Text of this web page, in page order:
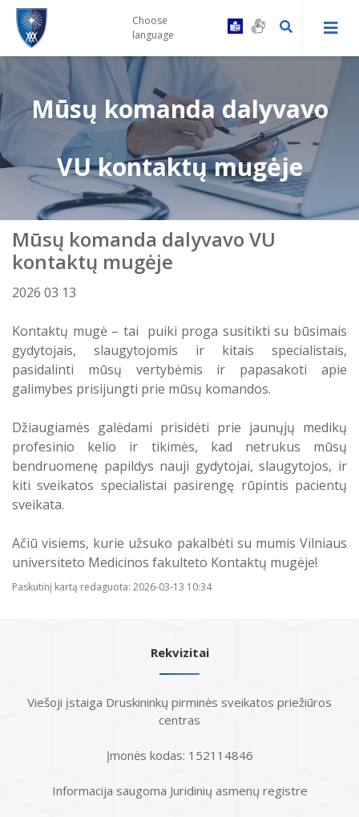
Kaip tapti Centro pacientu
Gydytojų konsultacinės komisijos
tvarka
Vairuotojų komisijos tvarka
Bendrosios praktikos slaugytojų
kontaktai
sudėtingus poreikius turintiems
pacientams
Profilaktinio (ikigydytojinio) kabineto
darbo laikas ir funkcijos Druskininkų
Druskininkų PSPC registratūra ir
gydytojų kabinetai
Leipalingio ambulatorija
Viečiūnų ambulatorija
Laukimo eilėje laikas
Atostogaujantys ir sergantys
darbuotojai
Prevencinės programos
Skiepai
Bendradarbiavimas su VSB
Choose
language
Mūsų komanda dalyvavo
VU kontaktų mugėje
Mūsų komanda dalyvavo VU
kontaktų mugėje
2026 03 13
Kontaktų mugė – tai puiki proga susitikti su būsimais
gydytojais, slaugytojomis ir kitais specialistais,
pasidalinti mūsų vertybėmis ir papasakoti apie
galimybes prisijungti prie mūsų komandos.
Džiaugiamės galėdami prisidėti prie jaunųjų medikų
profesinio kelio ir tikimės, kad netrukus mūsų
bendruomenę papildys nauji gydytojai, slaugytojos, ir
kiti sveikatos specialistai pasirengę rūpintis pacientų
sveikata.
Ačiū visiems, kurie užsuko pakalbėti su mumis Vilniaus
universiteto Medicinos fakulteto Kontaktų mugėje!
Paskutinį kartą redaguota: 2026-03-13 10:34
Rekvizitai
Viešoji įstaiga Druskininkų pirminės sveikatos priežiūros
centras
Įmonės kodas: 152114846
Informacija saugoma Juridinių asmenų registre